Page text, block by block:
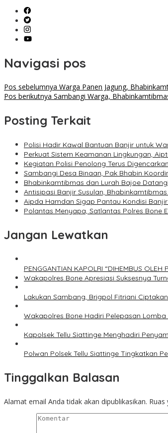
Navigasi pos
Pos sebelumnya Warga Panen Jagung,
Pos berikutnya Sambangi Warga,
Posting Terkait
Polisi Hadir Kawal Bantuan Banjir untuk
Perkuat Sistem Keamanan Lingkungan,
Kegiatan Polisi Penolong Terus
Sambangi Desa Binaan, Pak Bhabin
Bhabinkamtibmas dan Lurah Bajoe
Antisipasi Banjir Susulan,
Aipda Hamdan Sigap Pantau Kondisi
Polantas Menyapa, Satlantas Polres Bone
Jangan Lewatkan
PENGGANTIAN KAPOLRI “DIHEMBUS OLEH
Wakapolres Bone Apresiasi Suksesnya
Lakukan Sambang, Brigpol Fitriani
Wakapolres Bone Hadiri Pelepasan
Kapolsek Tellu Siattinge Menghadiri
Polwan Polsek Tellu Siattinge Tingkatkan
Tinggalkan Balasan
Alamat email Anda tidak akan dipublikasikan. Ruas